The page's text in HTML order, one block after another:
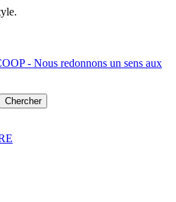
- Nous redonnons un sens aux